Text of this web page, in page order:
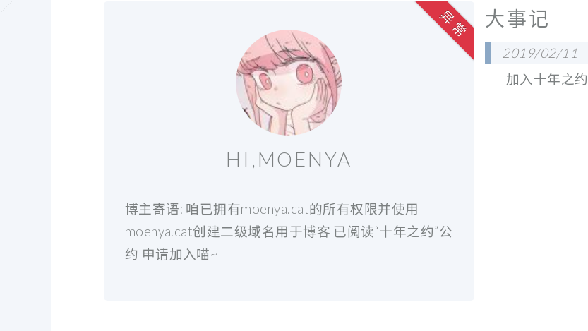
HI,MOENYA
博主寄语: 咱已拥有moenya.cat的所有权限并使用
moenya.cat创建二级域名用于博客 已阅读“十年之约”公
约 申请加入喵~
异 常 大事记
2019/02/11
加入十年之约